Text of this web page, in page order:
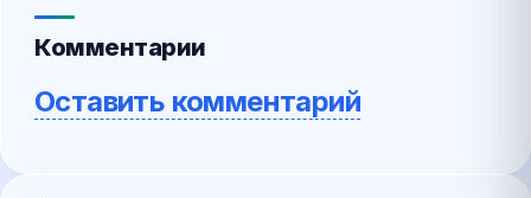
Комментарии
Оставить комментарий